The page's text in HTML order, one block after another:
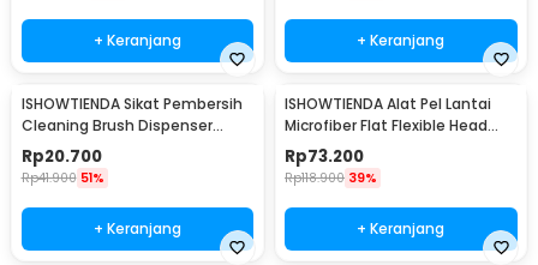
+ Keranjang + Keranjang
ISHOWTIENDA Sikat Pembersih
Cleaning Brush Dispenser
Sabun Air - S0026
Rp20.700
Rp41.900 51%
+ Keranjang
ISHOWTIENDA Alat Pel Lantai
Microfiber Flat Flexible Head
with Bucket - FMI60
Rp73.200
Rp118.900 39%
+ Keranjang